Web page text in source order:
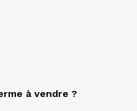
à vendre ?